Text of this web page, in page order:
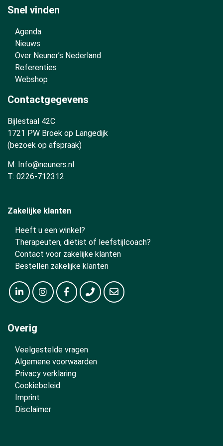
Snel vinden
Agenda
Nieuws
Over Neuner’s Nederland
Referenties
Webshop
Contactgegevens
Bijlestaal 42C
1721 PW Broek op Langedijk
(bezoek op afspraak)
M: Info@neuners.nl
T: 0226-712312
Zakelijke klanten
Heeft u een winkel?
Therapeuten, diëtist of leefstijlcoach?
Contact voor zakelijke klanten
Bestellen zakelijke klanten
Overig
Veelgestelde vragen
Algemene voorwaarden
Privacy verklaring
Cookiebeleid
Imprint
Disclaimer